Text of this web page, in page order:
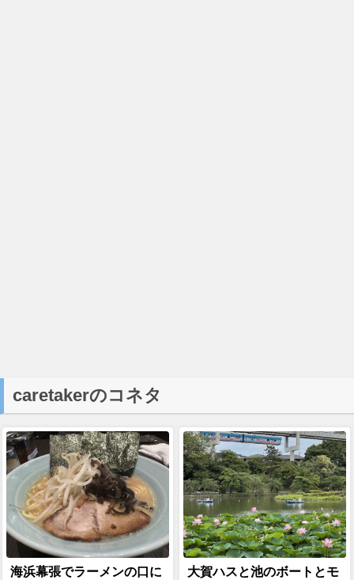
caretakerのコネタ
海浜幕張でラーメンの口に
大賀ハスと池のボートとモ